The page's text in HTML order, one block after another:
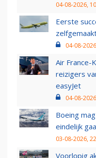
04-08-2026,
Eerste
04-08-
Air France-
reizigers
easyJet
04-08-
Boeing
eindelijk
03-08-2026,
Voorlopig